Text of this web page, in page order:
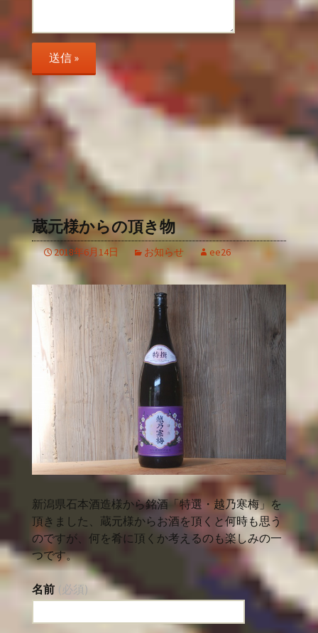
蔵元様からの頂き物
2018年6月14日 お知らせ ee26
新潟県石本酒造様から銘酒「特選・越乃寒梅」を
頂きました、蔵元様からお酒を頂くと何時も思う
のですが、何を肴に頂くか考えるのも楽しみの一
つです。
名前 (必須)